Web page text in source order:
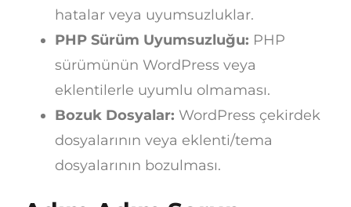
hatalar veya uyumsuzluklar.
PHP Sürüm Uyumsuzluğu: PHP
sürümünün WordPress veya
eklentilerle uyumlu olmaması.
Bozuk Dosyalar: WordPress çekirdek
dosyalarının veya eklenti/tema
dosyalarının bozulması.